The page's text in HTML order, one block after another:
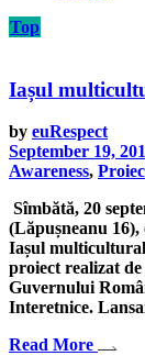
Top
Iașul
by euRespect
September 19,
Awareness,
Sîmbătă, 20
(Lăpușneanu
Iașul
proiect realizat
Guvernului
Interetnice.
Read More